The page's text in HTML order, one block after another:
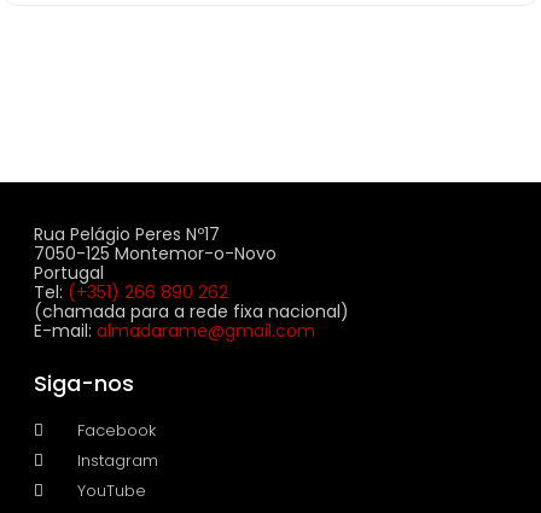
Rua Pelágio Peres Nº17
7050-125 Montemor-o-Novo
Portugal
Tel: (+351) 266 890 262
(chamada para a rede fixa nacional)
E-mail: almadarame@gmail.com
Siga-nos
Facebook
Instagram
YouTube